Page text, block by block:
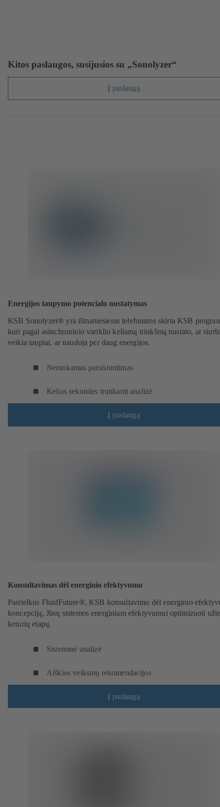
Kitos paslaugos, susijusios su „Sonolyzer“
Į paslaugą
Energijos taupymo potencialo nustatymas
KSB Sonolyzer® yra išmaniesiems telefonams skirta KSB
kuri pagal asinchroninio variklio keliamą triukšmą nustato, ar
veikia taupiai, ar naudoja per daug energijos.
Nemokamas parsisiuntimas
Kelias sekundes trunkanti analizė
Į paslaugą
Konsultavimas dėl energinio efektyvumo
Pasitelkus FluidFuture®, KSB konsultavimo dėl energinio
koncepciją, Jūsų sistemos energiniam efektyvumui optimizuoti
keturių etapų.
Sisteminė analizė
Aiškios veiksmų rekomendacijos
Į paslaugą